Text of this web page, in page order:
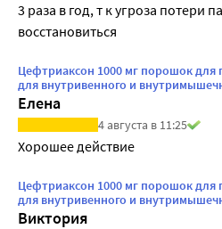
3 раза в год, т к угроза потери
восстановиться
Цефтриаксон 1000 мг порошок для
для внутривенного и
Елена
4 августа в 11:25
Хорошее действие
Цефтриаксон 1000 мг порошок для
для внутривенного и
Виктория